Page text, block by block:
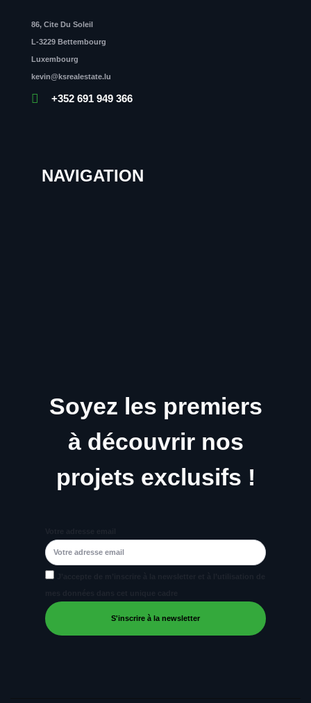
86, Cite Du Soleil
L-3229 Bettembourg
Luxembourg
kevin@ksrealestate.lu
+352 691 949 366
NAVIGATION
Soyez les premiers
à découvrir nos
projets exclusifs !